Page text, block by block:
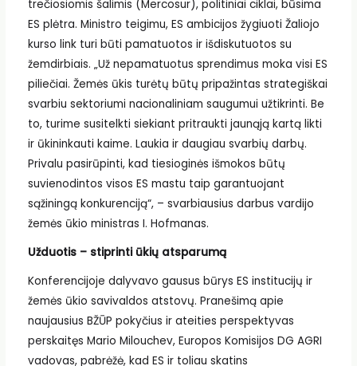
trečiosiomis šalimis (Mercosur), politiniai ciklai, būsima
ES plėtra. Ministro teigimu, ES ambicijos žygiuoti Žaliojo
kurso link turi būti pamatuotos ir išdiskutuotos su
žemdirbiais. „Už nepamatuotus sprendimus moka visi ES
piliečiai. Žemės ūkis turėtų būtų pripažintas strategiškai
svarbiu sektoriumi nacionaliniam saugumui užtikrinti. Be
to, turime susitelkti siekiant pritraukti jaunąją kartą likti
ir ūkininkauti kaime. Laukia ir daugiau svarbių darbų.
Privalu pasirūpinti, kad tiesioginės išmokos būtų
suvienodintos visos ES mastu taip garantuojant
sąžiningą konkurenciją“, – svarbiausius darbus vardijo
žemės ūkio ministras I. Hofmanas.
Užduotis – stiprinti ūkių atsparumą
Konferencijoje dalyvavo gausus būrys ES institucijų ir
žemės ūkio savivaldos atstovų. Pranešimą apie
naujausius BŽŪP pokyčius ir ateities perspektyvas
perskaitęs Mario Milouchev, Europos Komisijos DG AGRI
vadovas, pabrėžė, kad ES ir toliau skatins